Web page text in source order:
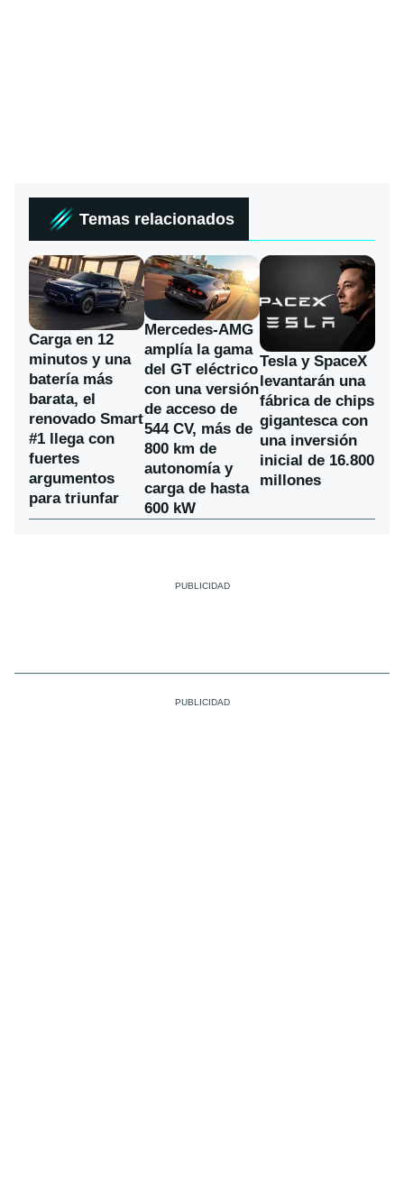
Temas relacionados
Carga en 12
minutos y una
batería más
barata, el
renovado Smart
#1 llega con
fuertes
argumentos
para triunfar
Mercedes-AMG
amplía la gama
del GT eléctrico
con una versión
de acceso de
544 CV, más de
800 km de
autonomía y
carga de hasta
600 kW
Tesla y SpaceX
levantarán una
fábrica de chips
gigantesca con
una inversión
inicial de 16.800
millones